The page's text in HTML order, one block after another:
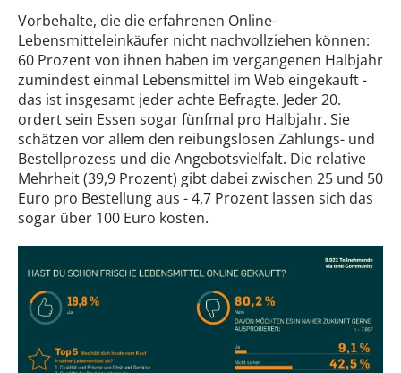
Vorbehalte, die die erfahrenen Online-
Lebensmitteleinkäufer nicht nachvollziehen können:
60 Prozent von ihnen haben im vergangenen Halbjahr
zumindest einmal Lebensmittel im Web eingekauft -
das ist insgesamt jeder achte Befragte. Jeder 20.
ordert sein Essen sogar fünfmal pro Halbjahr. Sie
schätzen vor allem den reibungslosen Zahlungs- und
Bestellprozess und die Angebotsvielfalt. Die relative
Mehrheit (39,9 Prozent) gibt dabei zwischen 25 und 50
Euro pro Bestellung aus - 4,7 Prozent lassen sich das
sogar über 100 Euro kosten.